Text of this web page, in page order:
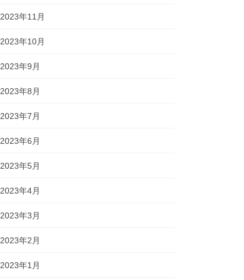
2023年11月
2023年10月
2023年9月
2023年8月
2023年7月
2023年6月
2023年5月
2023年4月
2023年3月
2023年2月
2023年1月